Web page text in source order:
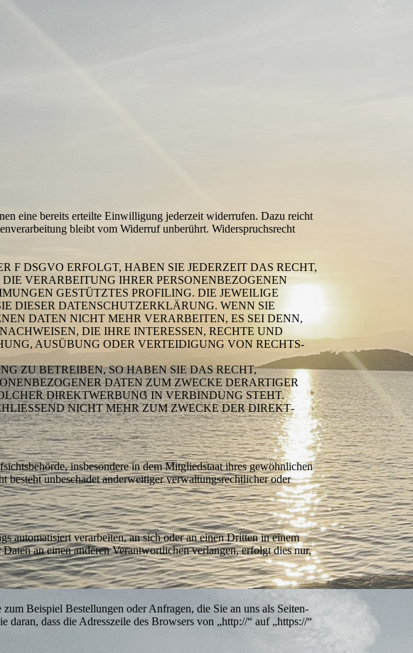
eine bereits erteilte Einwilligung jederzeit widerrufen. Dazu reicht
bleibt vom Widerruf unberührt. Widerspruchsrecht
F DSGVO ERFOLGT, HABEN SIE JEDERZEIT DAS RECHT,
VERARBEITUNG IHRER PERSONEN­BEZOGENEN
GESTÜTZTES PROFILING. DIE JEWEILIGE
DIESER DATENSCHUTZ­ERKLÄRUNG. WENN SIE
DATEN NICHT MEHR VERARBEITEN, ES SEI DENN,
DIE IHRE INTERESSEN, RECHTE UND
AUSÜBUNG ODER VERTEIDIGUNG VON RECHTS­
ZU BETREIBEN, SO HABEN SIE DAS RECHT,
DATEN ZUM ZWECKE DERARTIGER
DIREKT­WERBUNG IN VERBINDUNG STEHT.
NICHT MEHR ZUM ZWECKE DER DIREKT­
insbesondere in dem Mitgliedstaat ihres gewöhn­lichen
besteht unbeschadet ander­weitiger verwaltungs­rechtlicher oder
automatisiert verarbeiten, an sich oder an einen Dritten in einem
an einen anderen Verant­wort­lichen verlangen, erfolgt dies nur,
Beispiel Bestellungen oder Anfragen, die Sie an uns als Seiten­
dass die Adresszeile des Browsers von „http://“ auf „https://“